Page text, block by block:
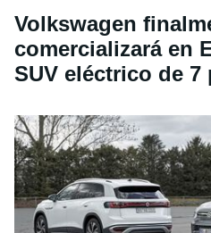
Volkswagen
comercializará en
SUV eléctrico de 7